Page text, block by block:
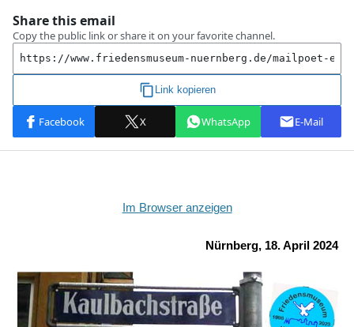
Im Browser anzeigen
Nürnberg, 18. April 2024